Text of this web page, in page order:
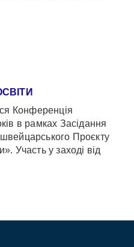
Конференція
в рамках Засідання
Проєкту
Участь у заході від